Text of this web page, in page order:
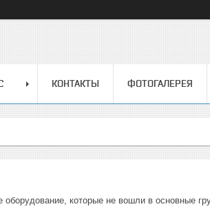
КОНТАКТЫ ФОТОГАЛЕРЕЯ
оборудование, которые не вошли в основные